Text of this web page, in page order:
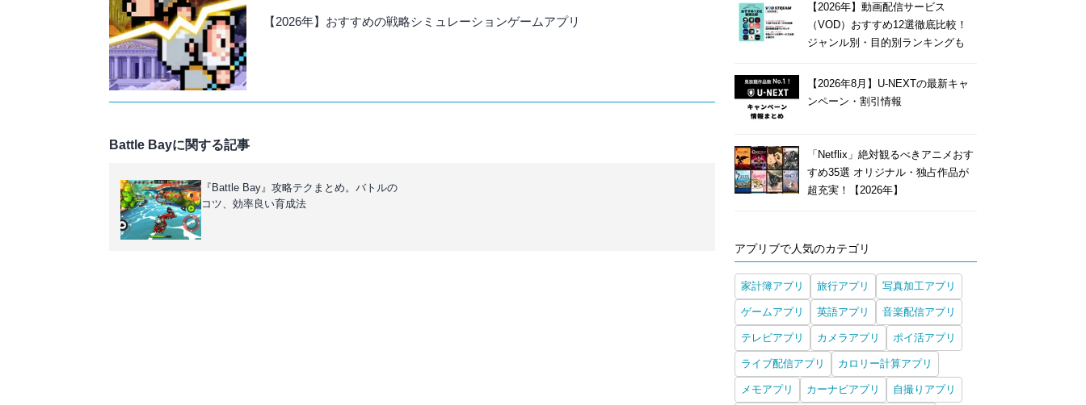
【2026年】おすすめの戦略シミュレーションゲームアプリ
Battle Bayに関する記事
『Battle Bay』攻略テクまとめ。バトルの
コツ、効率良い育成法
【2026年】動画配信サービス
（VOD）おすすめ12選徹底比較！
ジャンル別・目的別ランキングも
【2026年8月】U-NEXTの最新キャ
ンペーン・割引情報
「Netflix」絶対観るべきアニメおす
すめ35選 オリジナル・独占作品が
超充実！【2026年】
アプリブで人気のカテゴリ
家計簿アプリ 旅行アプリ 写真加工アプリ
ゲームアプリ 英語アプリ 音楽配信アプリ
テレビアプリ カメラアプリ ポイ活アプリ
ライブ配信アプリ カロリー計算アプリ
メモアプリ カーナビアプリ 自撮りアプリ